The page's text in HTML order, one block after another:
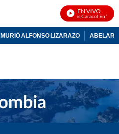
EN VIVO
Noticias Caracol En Vivo
MURIÓ ALFONSO LIZARAZO